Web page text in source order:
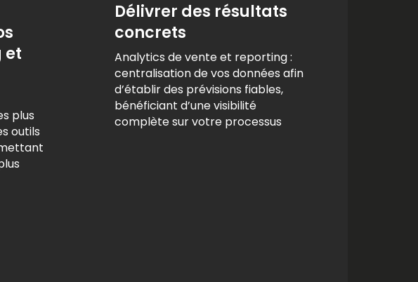
et
plus
outils
Délivrer des résultats
concrets
Analytics de vente et reporting :
centralisation de vos données afin
d’établir des prévisions fiables,
bénéficiant d’une visibilité
complète sur votre processus